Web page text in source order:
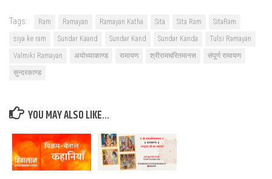
Tags: Ram Ramayan Ramayan Katha Sita Sita Ram
SitaRam
siya ke ram
Sundar Kaand Sundar Kand Sundar Kanda
Tulsi Ramayan
Valmiki Ramayan
अयोध्याकाण्ड रामायण श्रीरामचरितमानस
संपूर्ण रामायण
सुन्दरकाण्ड
YOU MAY ALSO LIKE...